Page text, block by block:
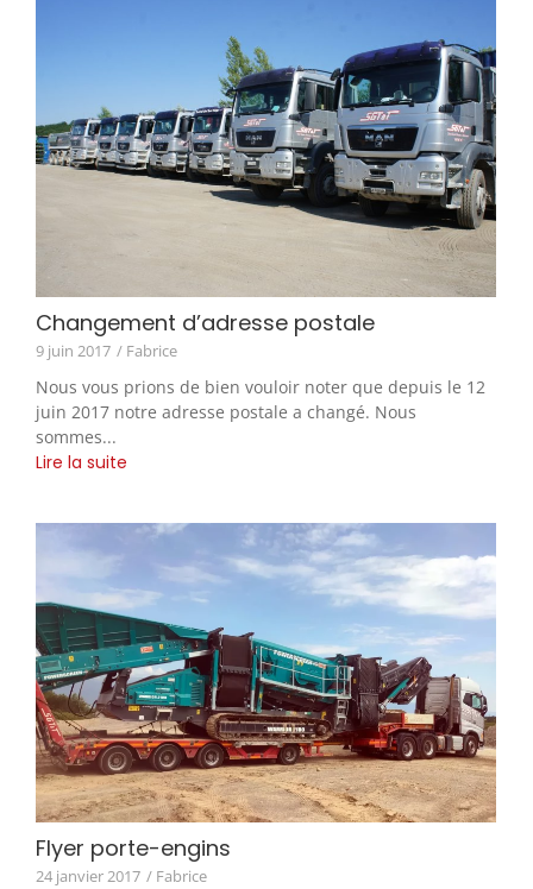
Changement d’adresse postale
9 juin 2017 / Fabrice
Nous vous prions de bien vouloir noter que depuis le 12
juin 2017 notre adresse postale a changé. Nous
sommes...
Lire la suite
Flyer porte-engins
24 janvier 2017 / Fabrice